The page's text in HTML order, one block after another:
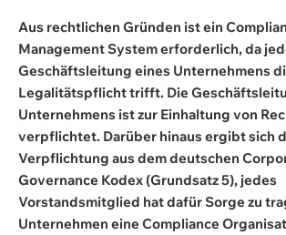
Aus rechtlichen Gründen ist ein
Management System erforderlich, da
Geschäftsleitung eines Unternehmens
Legalitätspflicht trifft. Die
Unternehmens ist zur Einhaltung von
verpflichtet. Darüber hinaus ergibt sich
Verpflichtung aus dem deutschen
Governance Kodex (Grundsatz 5), jedes
Vorstandsmitglied hat dafür Sorge zu
Unternehmen eine Compliance